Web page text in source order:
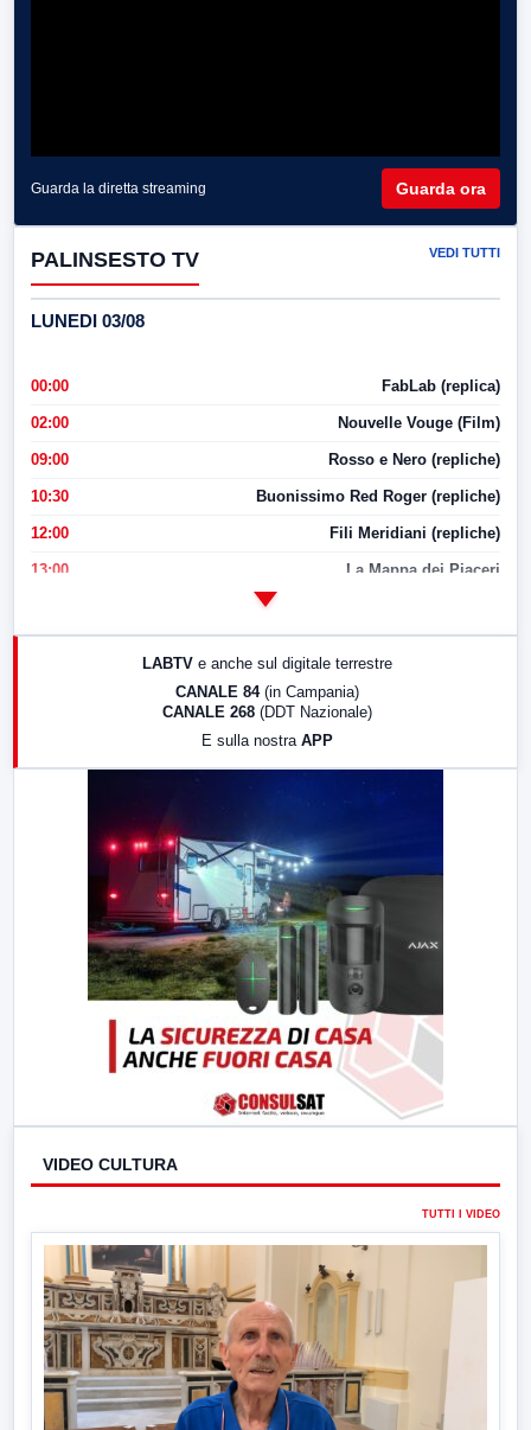
Guarda la diretta streaming Guarda ora
PALINSESTO TV VEDI TUTTI
LUNEDI 03/08
00:00 FabLab (replica)
02:00 Nouvelle Vouge (Film)
09:00 Rosso e Nero (repliche)
10:30 Buonissimo Red Roger (repliche)
12:00 Fili Meridiani (repliche)
13:00 La Mappa dei Piaceri
LABTV e anche sul digitale terrestre
CANALE 84 (in Campania)
CANALE 268 (DDT Nazionale)
E sulla nostra APP
VIDEO CULTURA
TUTTI I VIDEO